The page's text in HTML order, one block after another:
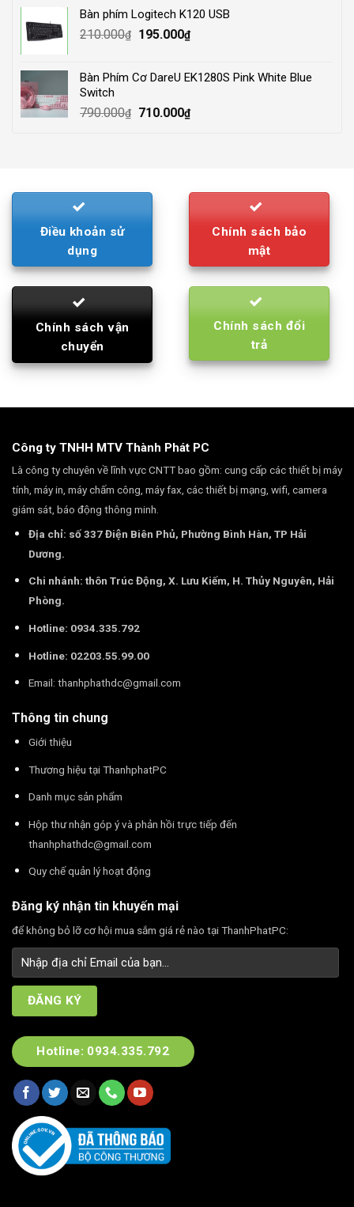
4.000.000₫.3.500.000₫.
Bàn phím Logitech K120 USB
210.000₫
Original
210.000₫.
195.000₫Current
195.000₫.
Bàn Phím Cơ DareU EK1280S Pink White Blue
Switch
790.000₫
Original
710.000₫Current
Điều khoản sử
dụng
Chính sách bảo
mật
Chính sách vận
chuyển
Chính sách đổi
trả
Công ty TNHH MTV Thành Phát PC
Là công ty chuyên về lĩnh vực CNTT bao gồm: cung cấp các thiết bị máy
tính, máy in, máy chấm công, máy fax, các thiết bị mạng, wifi, camera
giám sát, báo động thông minh.
Địa chỉ: số 337 Điện Biên Phủ, Phường Bình Hàn, TP Hải
Dương.
Chi nhánh: thôn Trúc Động, X. Lưu Kiếm, H. Thủy Nguyên, Hải
Phòng.
Hotline: 0934.335.792
Hotline: 02203.55.99.00
Email: thanhphathdc@gmail.com
Thông tin chung
Giới thiệu
Thương hiệu tại ThanhphatPC
Danh mục sản phẩm
Hộp thư nhận góp ý và phản hồi trực tiếp đến
thanhphathdc@gmail.com
Quy chế quản lý hoạt động
Đăng ký nhận tin khuyến mại
để không bỏ lỡ cơ hội mua sắm giá rẻ nào tại ThanhPhatPC:
Hotline: 0934.335.792